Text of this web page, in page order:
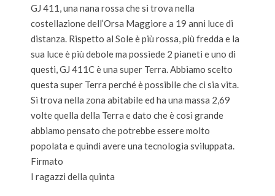
GJ 411, una nana rossa che si trova nella
costellazione dell’Orsa Maggiore a 19 anni luce di
distanza. Rispetto al Sole è più rossa, più fredda e la
sua luce è più debole ma possiede 2 pianeti e uno di
questi, GJ 411C è una super Terra. Abbiamo scelto
questa super Terra perché è possibile che ci sia vita.
Si trova nella zona abitabile ed ha una massa 2,69
volte quella della Terra e dato che è così grande
abbiamo pensato che potrebbe essere molto
popolata e quindi avere una tecnologia sviluppata.
Firmato
I ragazzi della quinta